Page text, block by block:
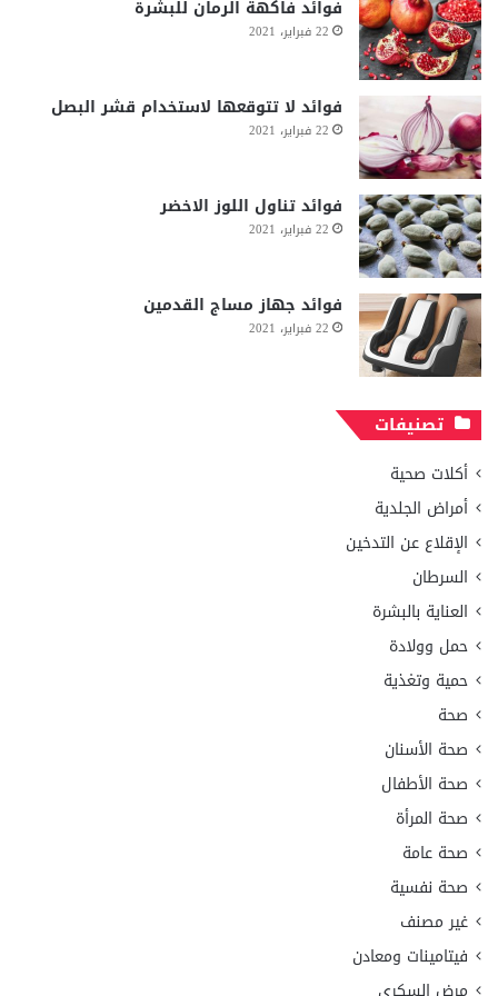
فوائد فاكهة الرمان للبشرة
22 فبراير، 2021
فوائد لا تتوقعها لاستخدام قشر البصل
22 فبراير، 2021
فوائد تناول اللوز الاخضر
22 فبراير، 2021
فوائد جهاز مساج القدمين
22 فبراير، 2021
تصنيفات
أكلات صحية
أمراض الجلدية
الإقلاع عن التدخين
السرطان
العناية بالبشرة
حمل وولادة
حمية وتغذية
صحة
صحة الأسنان
صحة الأطفال
صحة المرأة
صحة عامة
صحة نفسية
غير مصنف
فيتامينات ومعادن